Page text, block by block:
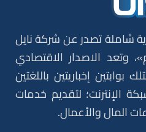
شاملة تصدر عن شركة نايل
وتعد الاصدار الاقتصادي
إخباريتين باللغتين
الإنترنت؛ لتقديم خدمات
المال والأعمال.